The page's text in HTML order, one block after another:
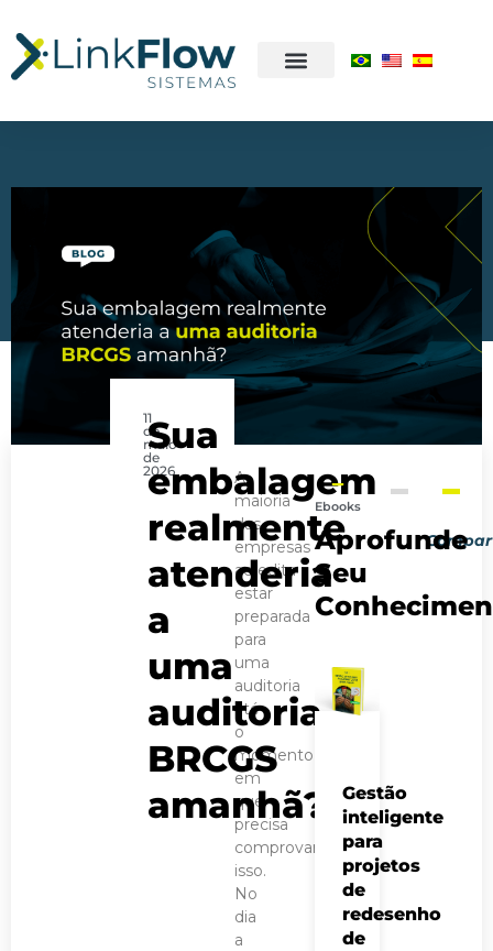
11
de
maio
de
2026
Sua
embalagem
realmente
atenderia
a
uma
auditoria
BRCGS
amanhã?
A
maioria
das
empresas
acredita
estar
preparada
para
uma
auditoria
até
o
momento
em
que
precisa
comprovar
isso.
No
dia
a
Ebooks
Aprofunde
Seu
Gestão
inteligente
para
projetos
de
redesenho
de
Lançamento
Rótulo de